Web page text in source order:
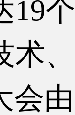
19
术
会由